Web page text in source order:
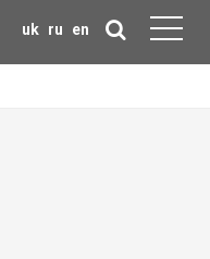
uk ru en